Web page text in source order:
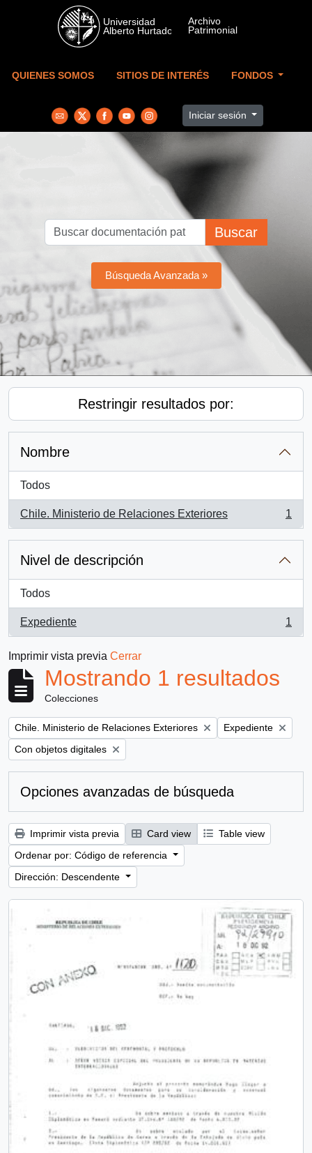
Skip to main content
QUIENES SOMOS SITIOS DE INTERÉS FONDOS
Iniciar sesión
Buscar
Búsqueda Avanzada »
Restringir resultados por:
Nombre
Todos
Chile. Ministerio de Relaciones Exteriores
, 1 resultados
1
Nivel de descripción
Todos
Expediente
, 1 resultados
1
Imprimir vista previa Cerrar
Mostrando 1 resultados
Colecciones
Remove filter:
Chile. Ministerio de Relaciones Exteriores Remove filter:
Expediente
Remove filter:
Con objetos digitales
Opciones avanzadas de búsqueda
Imprimir vista previa Card view
Table view
Ordenar por: Código de referencia
Dirección: Descendente